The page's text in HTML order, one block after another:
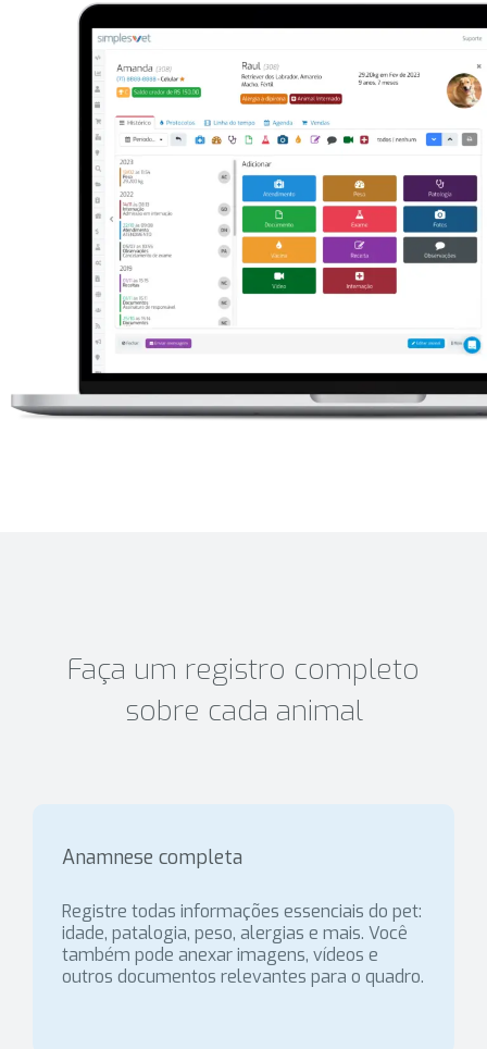
Faça um registro completo
sobre cada animal
Anamnese completa
Registre todas informações essenciais do pet:
idade, patalogia, peso, alergias e mais. Você
também pode anexar imagens, vídeos e
outros documentos relevantes para o quadro.